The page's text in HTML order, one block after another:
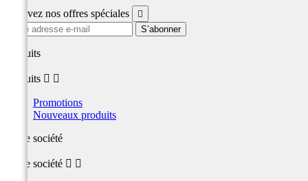
Recevez nos offres spéciales 
produits
produits  
Promotions
Nouveaux produits
Notre société
Notre société  